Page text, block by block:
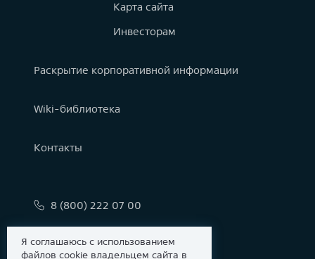
Карта сайта
Инвесторам
Раскрытие корпоративной информации
Wiki-библиотека
Контакты
8 (800) 222 07 00
Я соглашаюсь с использованием
файлов cookie владельцем сайта в